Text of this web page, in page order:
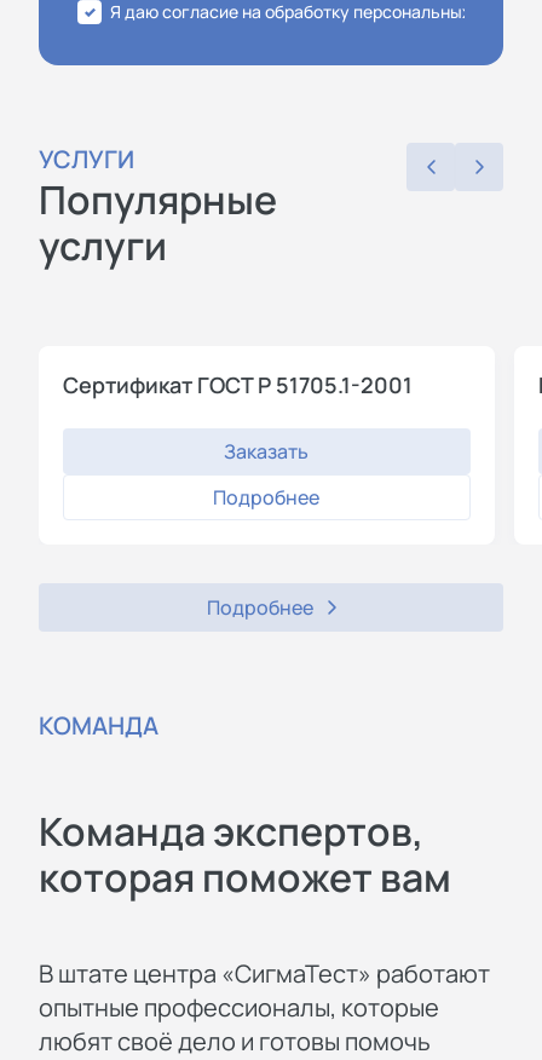
Я даю согласие на обработку персональных
УСЛУГИ
Популярные
услуги
Сертификат ГОСТ Р 51705.1-2001
Заказать
Подробнее
Подробнее
КОМАНДА
Команда экспертов,
которая поможет вам
В штате центра «СигмаТест» работают
опытные профессионалы, которые
любят своё дело и готовы помочь